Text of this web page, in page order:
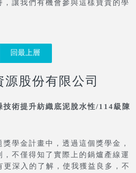
，讓我們有機會參與這樣寶貴的學
回最上層
源股份有限公司
技術提升紡織底泥脫水性/114級陳
金計畫中，透過這個獎學金，
不僅得知了實際上的鍋爐產線運
更深入的了解，使我獲益良多，不